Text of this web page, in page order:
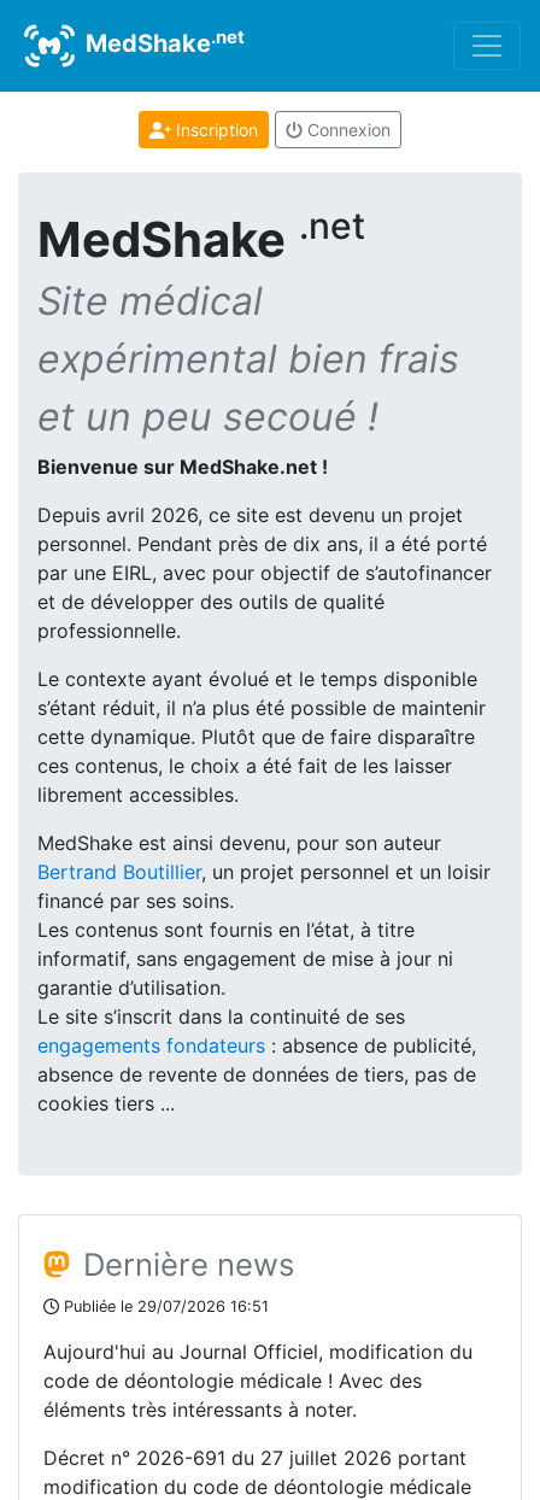
MedShake.net
Inscription Connexion
MedShake .net
Site médical
expérimental bien frais
et un peu secoué !
Bienvenue sur MedShake.net !
Depuis avril 2026, ce site est devenu un projet
personnel. Pendant près de dix ans, il a été porté
par une EIRL, avec pour objectif de s’autofinancer
et de développer des outils de qualité
professionnelle.
Le contexte ayant évolué et le temps disponible
s’étant réduit, il n’a plus été possible de maintenir
cette dynamique. Plutôt que de faire disparaître
ces contenus, le choix a été fait de les laisser
librement accessibles.
MedShake est ainsi devenu, pour son auteur
Bertrand Boutillier, un projet personnel et un loisir
financé par ses soins.
Les contenus sont fournis en l’état, à titre
informatif, sans engagement de mise à jour ni
garantie d’utilisation.
Le site s’inscrit dans la continuité de ses
engagements fondateurs : absence de publicité,
absence de revente de données de tiers, pas de
cookies tiers ...
Dernière news
Publiée le 29/07/2026 16:51
Aujourd'hui au Journal Officiel, modification du
code de déontologie médicale ! Avec des
éléments très intéressants à noter.
Décret n° 2026-691 du 27 juillet 2026 portant
modification du code de déontologie médicale